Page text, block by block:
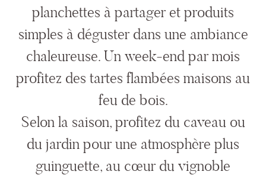
planchettes à partager et produits
simples à déguster dans une ambiance
chaleureuse. Un week-end par mois
profitez des tartes flambées maisons au
feu de bois.
Selon la saison, profitez du caveau ou
du jardin pour une atmosphère plus
guinguette, au cœur du vignoble